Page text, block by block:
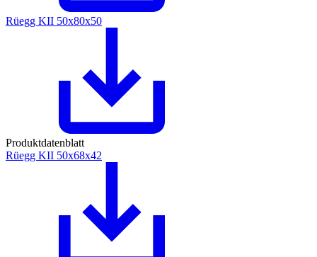
Rüegg KII 50x80x50
Produktdatenblatt
Rüegg KII 50x68x42